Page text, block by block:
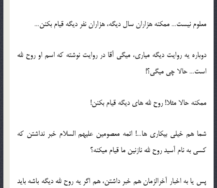
معلوم نیست… ممکنه هزاران سال دیگه، هزاران نفر دیگه قیام بکنن…
دوباره یه روایت دیگه میاری، میگی آقا در روایت نوشته که اسم او روح لله
است… حالا چی میگی؟!
ممکنه حالا مثلا! روح لله های دیگه قیام بکنن!
شما هم خیلی بیکاری ها…! ائمه معصومین علیهم السلام خبر نداشتن که
کسی به نام آسید روح لله نازنین ما قیام میکنه؟
پس یا به اخبار آخرالزمان هم خبر داشتن، هم اگر یه روح لله دیگه باشه باید